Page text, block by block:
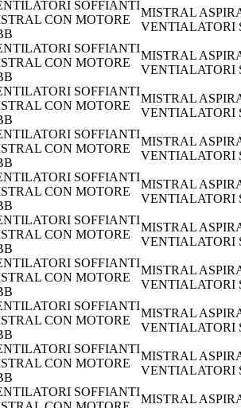
SOFFIANTI
CON MOTORE
MISTRAL
VENTIALATORI
SOFFIANTI
CON MOTORE
MISTRAL
VENTIALATORI
SOFFIANTI
CON MOTORE
MISTRAL
VENTIALATORI
SOFFIANTI
CON MOTORE
MISTRAL
VENTIALATORI
SOFFIANTI
CON MOTORE
MISTRAL
VENTIALATORI
SOFFIANTI
CON MOTORE
MISTRAL
VENTIALATORI
SOFFIANTI
CON MOTORE
MISTRAL
VENTIALATORI
SOFFIANTI
CON MOTORE
MISTRAL
VENTIALATORI
SOFFIANTI
CON MOTORE
MISTRAL
VENTIALATORI
SOFFIANTI
MISTRAL